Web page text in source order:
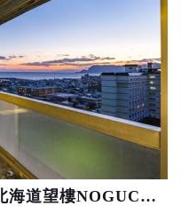
勇奪溫泉旅宿日本第一！北海道望樓NOGUCHI函館浮誇得很可以